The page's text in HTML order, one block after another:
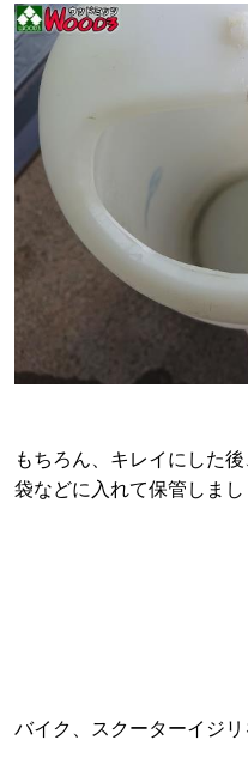
もちろん、キレイにした後
袋などに入れて保管しまし
バイク、スクーターイジリ